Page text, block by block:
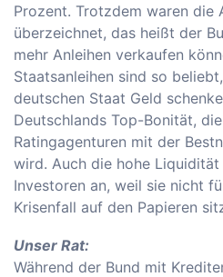
Prozent. Trotzdem waren die
überzeichnet, das heißt der
mehr Anleihen verkaufen
Staatsanleihen sind so
deutschen Staat Geld
Deutschlands Top-Bonität,
Ratingagenturen mit der
wird. Auch die hohe
Investoren an, weil sie nicht
Krisenfall auf den Papieren
Unser Rat:
Während der Bund mit